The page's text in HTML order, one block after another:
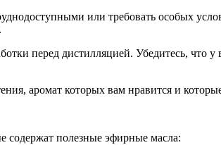
или требовать особых
перед дистилляцией. Убедитесь, что
аромат которых вам нравится и
содержат полезные эфирные масла: